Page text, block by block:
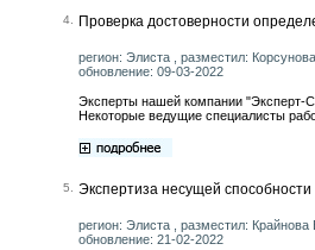
4. Проверка достоверности
регион: Элиста , разместил:
обновление: 09-03-2022
Эксперты нашей компании "Эксперт-
Некоторые ведущие специалисты
5. Экспертиза несущей
регион: Элиста , разместил:
обновление: 21-02-2022